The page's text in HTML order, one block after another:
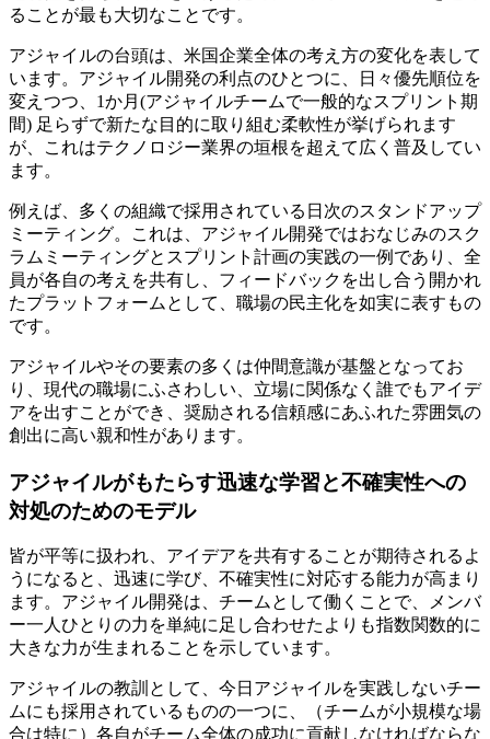
ることが最も大切なことです。
アジャイルの台頭は、米国企業全体の考え方の変化を表して
います。アジャイル開発の利点のひとつに、日々優先順位を
変えつつ、1か月(アジャイルチームで一般的なスプリント期
間) 足らずで新たな目的に取り組む柔軟性が挙げられます
が、これはテクノロジー業界の垣根を超えて広く普及してい
ます。
例えば、多くの組織で採用されている日次のスタンドアップ
ミーティング。これは、アジャイル開発ではおなじみのスク
ラムミーティングとスプリント計画の実践の一例であり、全
員が各自の考えを共有し、フィードバックを出し合う開かれ
たプラットフォームとして、職場の民主化を如実に表すもの
です。
アジャイルやその要素の多くは仲間意識が基盤となってお
り、現代の職場にふさわしい、立場に関係なく誰でもアイデ
アを出すことができ、奨励される信頼感にあふれた雰囲気の
創出に高い親和性があります。
アジャイルがもたらす迅速な学習と不確実性への
対処のためのモデル
皆が平等に扱われ、アイデアを共有することが期待されるよ
うになると、迅速に学び、不確実性に対応する能力が高まり
ます。アジャイル開発は、チームとして働くことで、メンバ
ー一人ひとりの力を単純に足し合わせたよりも指数関数的に
大きな力が生まれることを示しています。
アジャイルの教訓として、今日アジャイルを実践しないチー
ムにも採用されているものの一つに、（チームが小規模な場
合は特に）各自がチーム全体の成功に貢献しなければならな